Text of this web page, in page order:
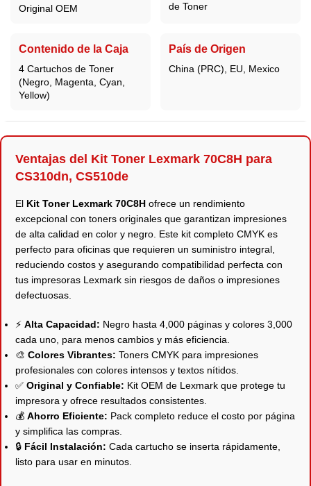
Original OEM
de Toner
Contenido de la Caja
4 Cartuchos de Toner
(Negro, Magenta, Cyan,
Yellow)
País de Origen
China (PRC), EU, Mexico
Ventajas del Kit Toner Lexmark 70C8H para
CS310dn, CS510de
El Kit Toner Lexmark 70C8H ofrece un rendimiento
excepcional con toners originales que garantizan impresiones
de alta calidad en color y negro. Este kit completo CMYK es
perfecto para oficinas que requieren un suministro integral,
reduciendo costos y asegurando compatibilidad perfecta con
tus impresoras Lexmark sin riesgos de daños o impresiones
defectuosas.
⚡ Alta Capacidad: Negro hasta 4,000 páginas y colores 3,000
cada uno, para menos cambios y más eficiencia.
🎨 Colores Vibrantes: Toners CMYK para impresiones
profesionales con colores intensos y textos nítidos.
✅ Original y Confiable: Kit OEM de Lexmark que protege tu
impresora y ofrece resultados consistentes.
💰 Ahorro Eficiente: Pack completo reduce el costo por página
y simplifica las compras.
🔒 Fácil Instalación: Cada cartucho se inserta rápidamente,
listo para usar en minutos.